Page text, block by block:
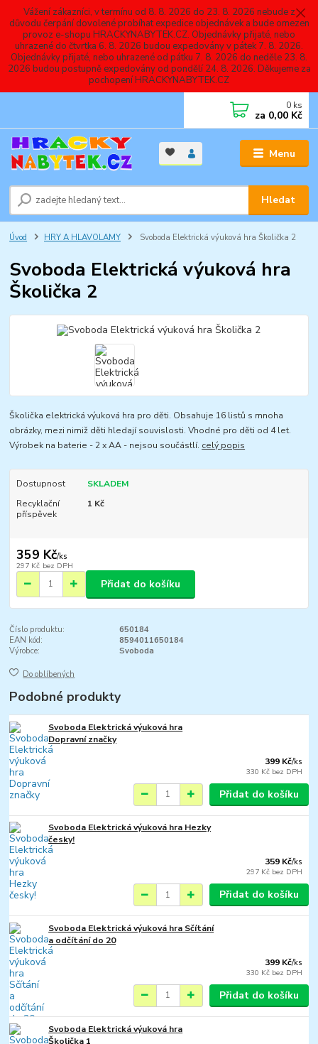
Vážení zákazníci, v termínu od 8. 8. 2026 do 23. 8. 2026 nebude z
důvodu čerpání dovolené probíhat expedice objednávek a bude omezen
provoz e-shopu HRACKYNABYTEK.CZ. Objednávky přijaté, nebo
uhrazené do čtvrtka 6. 8. 2026 budou expedovány v pátek 7. 8. 2026.
Objednávky přijaté, nebo uhrazené od pátku 7. 8. 2026 do neděle 23. 8.
2026 budou postupně expedovány od pondělí 24. 8. 2026. Děkujeme za
pochopení HRACKYNABYTEK.CZ
Menu
Hledat
0 ks
za 0,00 Kč
Úvod HRY A HLAVOLAMY Svoboda Elektrická výuková hra Školička 2
Svoboda Elektrická výuková hra
Školička 2
Školička elektrická výuková hra pro děti. Obsahuje 16 listů s mnoha
obrázky, mezi nimiž děti hledají souvislosti. Vhodné pro děti od 4 let.
Výrobek na baterie - 2 x AA - nejsou součástlí. celý popis
Dostupnost
SKLADEM
Recyklační
příspěvek
1 Kč
359 Kč/ks
297 Kč bez DPH
Přidat do košíku
Číslo produktu:
650184
EAN kód:
8594011650184
Výrobce:
Svoboda
Do oblíbených
Podobné produkty
Svoboda Elektrická výuková hra
Dopravní značky
399 Kč/ks
330 Kč bez DPH
Přidat do košíku
Svoboda Elektrická výuková hra Hezky
česky!
359 Kč/ks
297 Kč bez DPH
Přidat do košíku
Svoboda Elektrická výuková hra Sčítání
a odčítání do 20
399 Kč/ks
330 Kč bez DPH
Přidat do košíku
Svoboda Elektrická výuková hra
Školička 1